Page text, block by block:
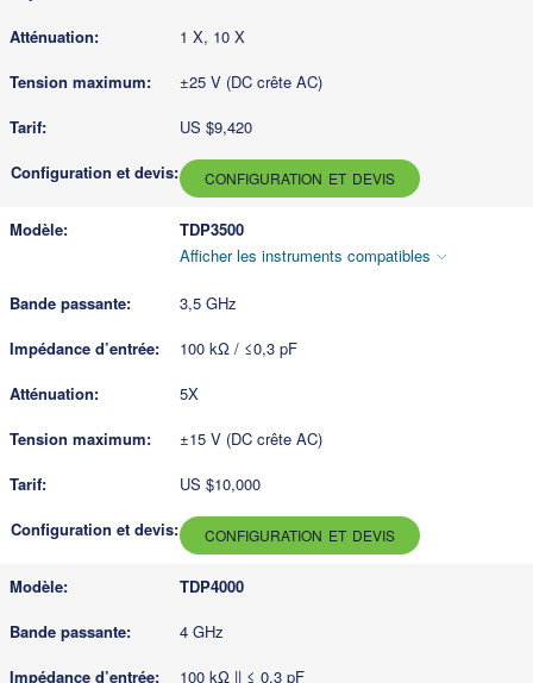
1 X, 10 X
±25 V (DC crête AC)
US $9,420
CONFIGURATION ET DEVIS
TDP3500
Afficher les instruments compatibles
3,5 GHz
100 kΩ / ≤0,3 pF
5X
±15 V (DC crête AC)
US $10,000
CONFIGURATION ET DEVIS
TDP4000
4 GHz
100 kΩ || ≤ 0.3 pF